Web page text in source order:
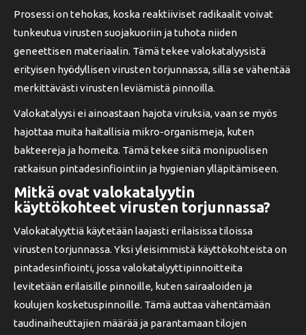
Prosessi on tehokas, koska reaktiiviset radikaalit voivat
tunkeutua virusten suojakuoriin ja tuhota niiden
geneettisen materiaalin. Tämä tekee valokatalyysistä
erityisen hyödyllisen virusten torjunnassa, sillä se vähentää
merkittävästi virusten leviämistä pinnoilla.
Valokatalyysi ei ainoastaan hajota viruksia, vaan se myös
hajottaa muita haitallisia mikro-organismeja, kuten
bakteereja ja homeita. Tämä tekee siitä monipuolisen
ratkaisun pintadesinfiointiin ja hygienian ylläpitämiseen.
Mitkä ovat valokatalyytin
käyttökohteet virusten torjunnassa?
Valokatalyyttiä käytetään laajasti erilaisissa tiloissa
virusten torjunnassa. Yksi yleisimmistä käyttökohteista on
pintadesinfiointi, jossa valokatalyyttipinnoitteita
levitetään erilaisille pinnoille, kuten sairaaloiden ja
koulujen kosketuspinnoille. Tämä auttaa vähentämään
taudinaiheuttajien määrää ja parantamaan tilojen